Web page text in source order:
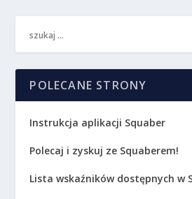
POLECANE STRONY
Instrukcja aplikacji Squaber
Polecaj i zyskuj ze Squaberem!
Lista wskaźników dostępnych w